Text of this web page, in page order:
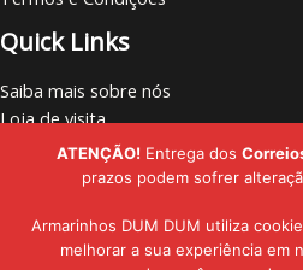
Quick Links
Saiba mais sobre nós
Loja de visita
Vamos nos conectar
Localize lojas
ATENÇÃO! Entrega dos
prazos podem sofrer
Armarinhos DUM DUM utiliza
melhorar a sua experiência em